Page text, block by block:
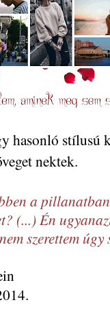
hasonló stílusú
nektek.
a
(...) Én
szerettem